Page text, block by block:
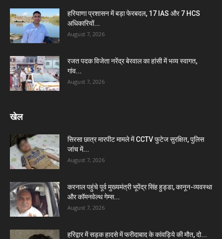
हरियाणा प्रशासन में बड़ा फेरबदल, 17 IAS और 7 HCS
अधिकारियों...
August 7, 2026
रजत पदक विजेता नरेंद्र बेरवाल का हांसी में भव्य स्वागत,
गांव...
August 7, 2026
खेल
सिरसा छात्र मारपीट मामले में CCTV फुटेज सुरक्षित, पुलिस
जांच में...
August 7, 2026
करनाल पहुंचे पूर्व मुख्यमंत्री भूपेंद्र सिंह हुड्डा, कानून-व्यवस्था
और कॉमनवेल्थ गेम्स...
August 7, 2026
हरिद्वार में सड़क हादसे में फरीदाबाद के कांवड़िये की मौत, दो...